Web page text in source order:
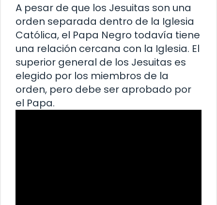
A pesar de que los Jesuitas son una
orden separada dentro de la Iglesia
Católica, el Papa Negro todavía tiene
una relación cercana con la Iglesia. El
superior general de los Jesuitas es
elegido por los miembros de la
orden, pero debe ser aprobado por
el Papa.